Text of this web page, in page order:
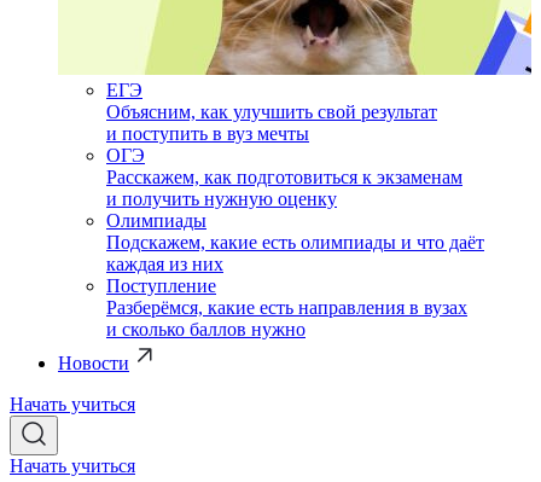
ЕГЭ
Объясним, как улучшить свой результат
и поступить в вуз мечты
ОГЭ
Расскажем, как подготовиться к экзаменам
и получить нужную оценку
Олимпиады
Подскажем, какие есть олимпиады и что даёт
каждая из них
Поступление
Разберёмся, какие есть направления в вузах
и сколько баллов нужно
Новости
Начать учиться
Начать учиться